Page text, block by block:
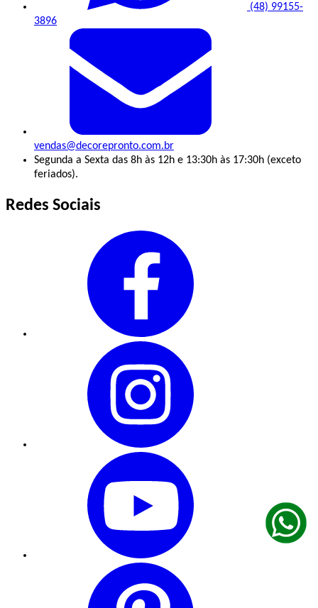
(48) 99155-
3896
vendas@decorepronto.com.br
Segunda a Sexta das 8h às 12h e 13:30h às 17:30h (exceto
feriados).
Redes Sociais